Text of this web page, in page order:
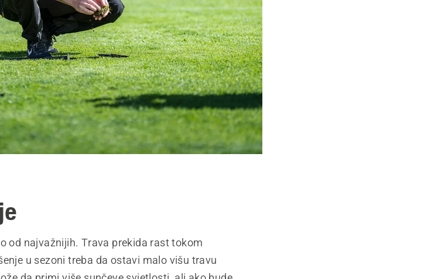
od najvažnijih. Trava prekida rast tokom
u sezoni treba da ostavi malo višu travu